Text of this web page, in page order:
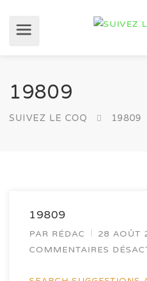
19809
SUIVEZ LE COQ 19809
19809
PAR RÉDAC
28 AOÛT
COMMENTAIRES